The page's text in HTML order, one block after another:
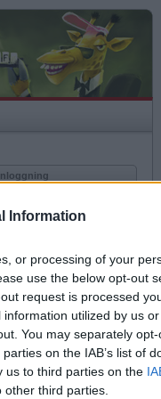
Information
or processing of your
use the below opt-out
request is processed
utilized by us
You may separately
on the IAB’s list of
us to third parties on the
third parties.
Kom ihåg mig
Glömt ditt lösenord?
Få ny aktiveringslänk
Betapet är gratis!